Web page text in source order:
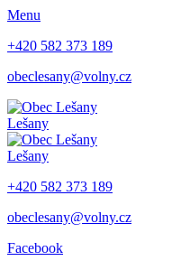
Menu
+420 582 373 189
obeclesany@volny.cz
Lešany
Lešany
+420 582 373 189
obeclesany@volny.cz
Facebook